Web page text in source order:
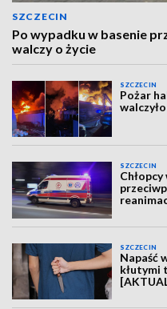
SZCZECIN
Po wypadku w basenie
walczy o życie
SZCZECIN
Pożar
SZCZECIN
SZCZECIN
Napaść
kłutymi